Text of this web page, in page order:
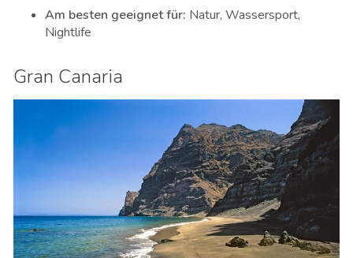
Am besten geeignet für: Natur, Wassersport,
Nightlife
Gran Canaria